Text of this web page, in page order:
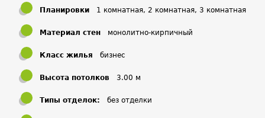
Окружающая
инфраструктура
магазины, спорт клуб, медицинский центр. Рядом с
«Донским Олимпом» находятся школы, кинотеатр, рынок,
ТЦ, спортивная школа и др. учреждения.
Планировки 1 комнатная, 2 комнатная, 3 комнатная
Материал стен монолитно-кирпичный
Класс жилья бизнес
Высота потолков 3.00 м
Типы отделок: без отделки